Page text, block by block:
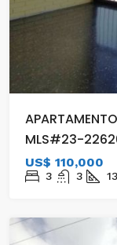
MLS#23-
US$ 110,000
3 3